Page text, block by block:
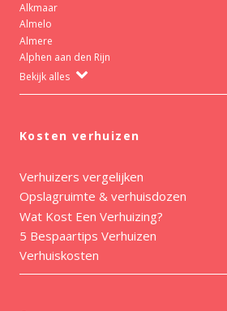
Alkmaar
Almelo
Almere
Alphen aan den Rijn
Bekijk alles
Kosten verhuizen
Verhuizers vergelijken
Opslagruimte & verhuisdozen
Wat Kost Een Verhuizing?
5 Bespaartips Verhuizen
Verhuiskosten